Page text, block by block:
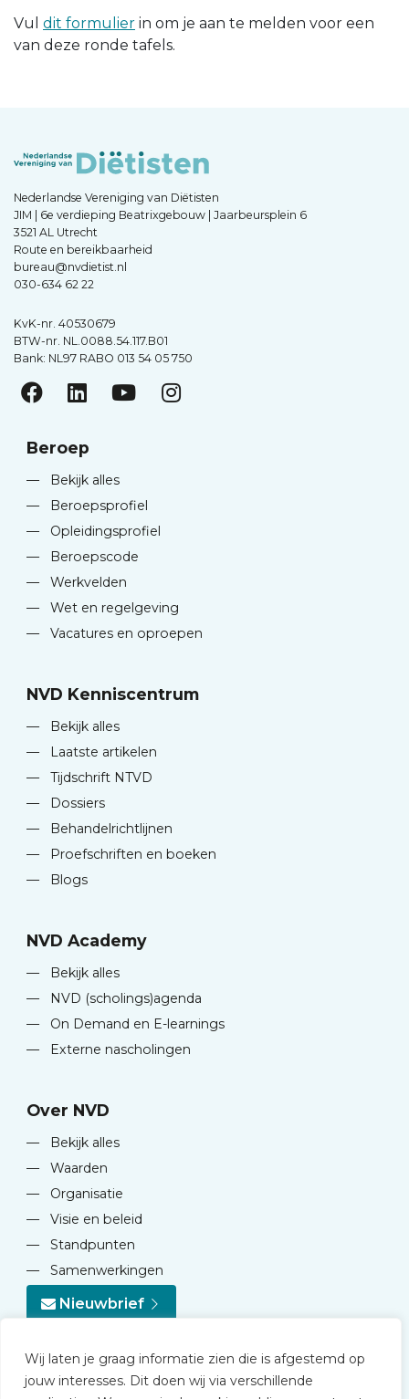
Wij laten je graag informatie zien die is afgestemd op
jouw interesses. Dit doen wij via verschillende
Vul dit formulier in om je aan te melden voor een
van deze ronde tafels.
Nederlandse Vereniging van Diëtisten
JIM | 6e verdieping Beatrixgebouw | Jaarbeursplein 6
3521 AL Utrecht
Route en bereikbaarheid
bureau@nvdietist.nl
030-634 62 22
KvK-nr. 40530679
BTW-nr. NL.0088.54.117.B01
Bank: NL97 RABO 013 54 05 750
Beroep
—
Bekijk alles
—
Beroepsprofiel
—
Opleidingsprofiel
—
Beroepscode
—
Werkvelden
—
Wet en regelgeving
—
Vacatures en oproepen
NVD Kenniscentrum
—
Bekijk alles
—
Laatste artikelen
—
Tijdschrift NTVD
—
Dossiers
—
Behandelrichtlijnen
—
Proefschriften en boeken
—
Blogs
NVD Academy
—
Bekijk alles
—
NVD (scholings)agenda
—
On Demand en E-learnings
—
Externe nascholingen
Over NVD
—
Bekijk alles
—
Waarden
—
Organisatie
—
Visie en beleid
—
Standpunten
—
Samenwerkingen
Nieuwbrief